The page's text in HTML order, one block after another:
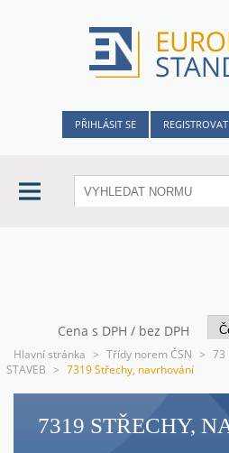
PŘIHLÁSIT SE
Cena s DPH / bez DPH
Hlavní stránka > Třídy norem ČSN > 73
STAVEB > 7319 Střechy, navrhování
7319 STŘECHY,